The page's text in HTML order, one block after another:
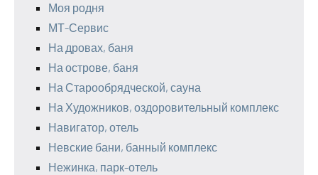
Моя родня
МТ-Сервис
На дровах, баня
На острове, баня
На Старообрядческой, сауна
На Художников, оздоровительный комплекс
Навигатор, отель
Невские бани, банный комплекс
Нежинка, парк-отель